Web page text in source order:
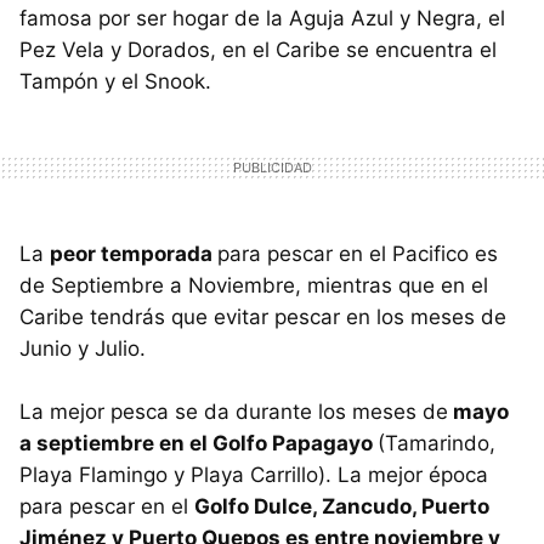
famosa por ser hogar de la Aguja Azul y Negra, el
Pez Vela y Dorados, en el Caribe se encuentra el
Tampón y el Snook.
La peor temporada para pescar en el Pacifico es
de Septiembre a Noviembre, mientras que en el
Caribe tendrás que evitar pescar en los meses de
Junio y Julio.
La mejor pesca se da durante los meses de mayo
a septiembre en el Golfo Papagayo (Tamarindo,
Playa Flamingo y Playa Carrillo). La mejor época
para pescar en el Golfo Dulce, Zancudo, Puerto
Jiménez y Puerto Quepos es entre noviembre y